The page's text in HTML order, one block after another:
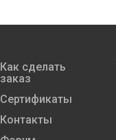
Как сделать
заказ
Сертификаты
Контакты